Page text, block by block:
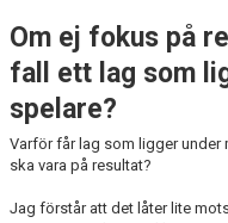
Om ej fokus på
fall ett lag som
spelare?
Varför får lag som ligger under
ska vara på resultat?
Jag förstår att det låter lite